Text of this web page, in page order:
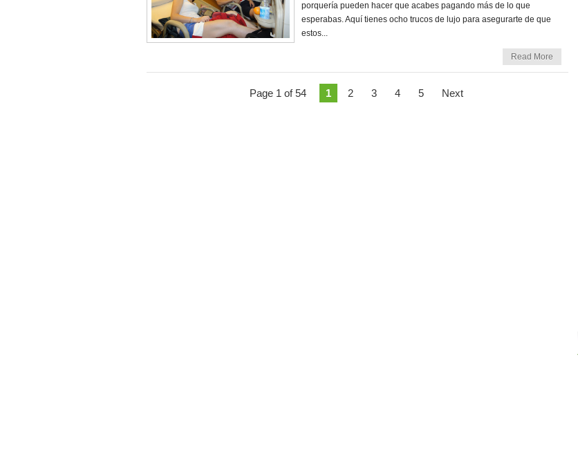
porquería pueden hacer que acabes pagando más de lo que
esperabas. Aquí tienes ocho trucos de lujo para asegurarte de que
estos...
Read More
Page 1 of 54 1 2 3 4 5 Next